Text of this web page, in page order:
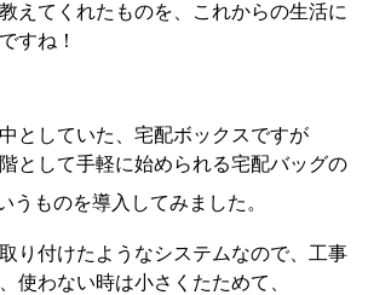
えてくれたものを、これからの生活に
すね！
としていた、宅配ボックスですが
として手軽に始められる宅配バッグの
うものを導入してみました。
り付けたようなシステムなので、工事
使わない時は小さくたためて、